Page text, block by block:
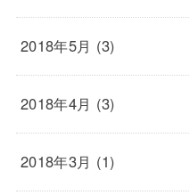
2018年5月 (3)
2018年4月 (3)
2018年3月 (1)